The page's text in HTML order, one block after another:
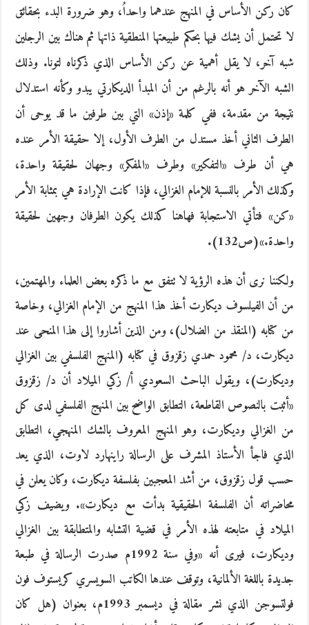
كان ركن الأساس في المنهج عندهما واحداُ، وهو ضرورة البدء بحقائق
لا تحتمل أن يشك فيها بحكم طبيعتها المنطقية ذاتها ثم هناك بين الرجلين
شبه آخر، لا يقل أهمية عن ركن الأساس الذي ذكرناه لتونا. وذلك
الشبه الآخر هو أنه بالرغم من أن المبدأ الديكارتي يبدو وكأنه استدلال
نتيجة من مقدمة، ففي كلمة «إذن» التي بين طرفين ما قد يوحى أن
الطرف الثاني أخذ مستدل من الطرف الأول، إلا حقيقة الأمر عنده
هي أن طرف «التفكير» وطرف «المفكر» وجهان لحقيقة واحدة،
وكذلك الأمر بالنسبة للإمام الغزالي، فإذا كانت الإرادة هي بمثابة الأمر
«كن» فتأتي الاستجابة فهاهنا كذلك يكون الطرفان وجهين لحقيقة
واحدة.»(ص132).
ولكننا نرى أن هذه الرؤية لا تتفق مع ما ذكره بعض العلماء والمهتمين،
من أن الفيلسوف ديكارت أخذ هذا المنهج من الإمام الغزالي، وخاصة
من كتابه (المنقذ من الضلال)، ومن الذين أشاروا إلى هذا المنحى عند
ديكارت، د/‏‏ محمود حمدي زقزوق في كتابه (المنهج الفلسفي بين الغزالي
وديكارت)، ويقول الباحث السعودي أ/‏‏ زكي الميلاد أن د/‏‏ زقزوق
«أثبت بالنصوص القاطعة، التطابق الواضح بين المنهج الفلسفي لدى كل
من الغزالي وديكارت، وهو المنهج المعروف بالشك المنهجي، التطابق
الذي فاجأ الأستاذ المشرف على الرسالة راينهارد لاوت، الذي يعد
حسب قول زقزوق، من أشد المعجبين بفلسفة ديكارت، وكان يعلن في
محاضراته أن الفلسفة الحقيقية بدأت مع ديكارت». ويضيف زكي
الميلاد في متابعته لهذه الأمر في قضية التشابه والمتطابقة بين الغزالي
وديكارت، فيرى أنه «وفي سنة 1992م صدرت الرسالة في طبعة
جديدة باللغة الألمانية، وتوقف عندها الكاتب السويسري كريستوف فون
فولتسوجن الذي نشر مقالة في ديسمبر 1993م، بعنوان (هل كان